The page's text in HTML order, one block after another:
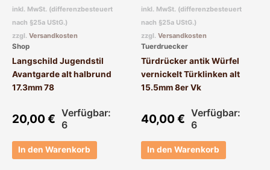
inkl. MwSt. (differenzbesteuert
nach §25a UStG.)
zzgl. Versandkosten
Shop
Langschild Jugendstil
Avantgarde alt halbrund
17.3mm 78
20,00€ Verfügbar:
6
In den Warenkorb
inkl. MwSt. (differenzbesteuert
nach §25a UStG.)
zzgl. Versandkosten
Tuerdruecker
Türdrücker antik Würfel
vernickelt Türklinken alt
15.5mm 8er Vk
40,00€ Verfügbar:
6
In den Warenkorb